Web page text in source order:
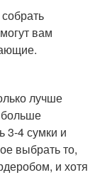
вам
лучше
больше
3-4 сумки и
выбрать то,
и хотя